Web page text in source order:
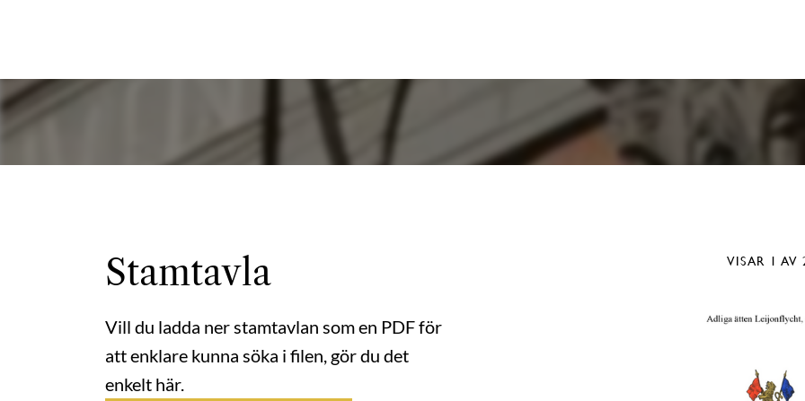
Stamtavla
Vill du ladda ner stamtavlan som en PDF för
att enklare kunna söka i filen, gör du det
enkelt här.
VISAR 1 AV